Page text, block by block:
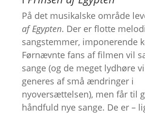
På det musikalske område
af Egypten. Der er flotte
sangstemmer, imponerende
Førnævnte fans af filmen vil
sange (og de meget lydhøre
generes af små ændringer i
nyoversættelsen), men får til
håndfuld nye sange. De er –